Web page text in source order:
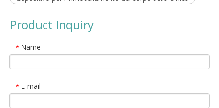
Product Inquiry
* Name
* E-mail